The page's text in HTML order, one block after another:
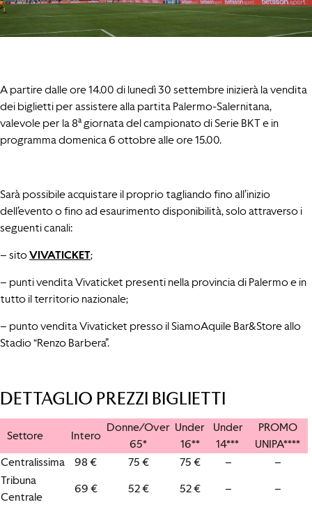
A partire dalle ore 14.00 di lunedì 30 settembre inizierà la vendita
dei biglietti per assistere alla partita Palermo-Salernitana,
valevole per la 8ª giornata del campionato di Serie BKT e in
programma domenica 6 ottobre alle ore 15.00.
Sarà possibile acquistare il proprio tagliando fino all’inizio
dell’evento o fino ad esaurimento disponibilità, solo attraverso i
seguenti canali:
– sitoVIVATICKET;
– punti vendita Vivaticket presenti nella provincia di Palermo e in
tutto il territorio nazionale;
– punto vendita Vivaticket presso il SiamoAquile Bar&Store allo
Stadio “Renzo Barbera”.
DETTAGLIO PREZZI BIGLIETTI
Settore Intero
Donne/Over
65*
Under
16**
Under
14***
PROMO
UNIPA****
Centralissima
98 € 75 € 75 € –
–
Tribuna
Centrale
69 € 52 € 52 € –
–